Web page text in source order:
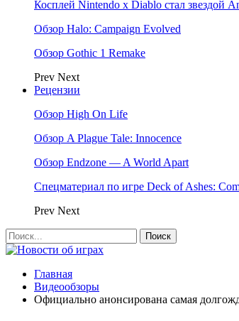
Косплей Nintendo x Diablo стал звездой
Обзор Halo: Campaign Evolved
Обзор Gothic 1 Remake
Prev Next
Рецензии
Обзор High On Life
Обзор A Plague Tale: Innocence
Обзор Endzone — A World Apart
Спецматериал по игре Deck of Ashes:
Prev Next
Главная
Видеообзоры
Официально анонсирована самая